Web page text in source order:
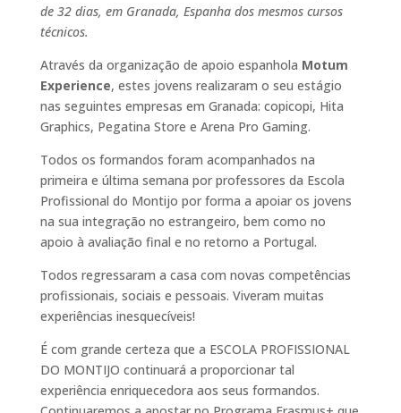
de 32 dias, em Granada, Espanha dos mesmos cursos
técnicos.
Através da organização de apoio espanhola Motum
Experience, estes jovens realizaram o seu estágio
nas seguintes empresas em Granada: copicopi, Hita
Graphics, Pegatina Store e Arena Pro Gaming.
Todos os formandos foram acompanhados na
primeira e última semana por professores da Escola
Profissional do Montijo por forma a apoiar os jovens
na sua integração no estrangeiro, bem como no
apoio à avaliação final e no retorno a Portugal.
Todos regressaram a casa com novas competências
profissionais, sociais e pessoais. Viveram muitas
experiências inesquecíveis!
É com grande certeza que a ESCOLA PROFISSIONAL
DO MONTIJO continuará a proporcionar tal
experiência enriquecedora aos seus formandos.